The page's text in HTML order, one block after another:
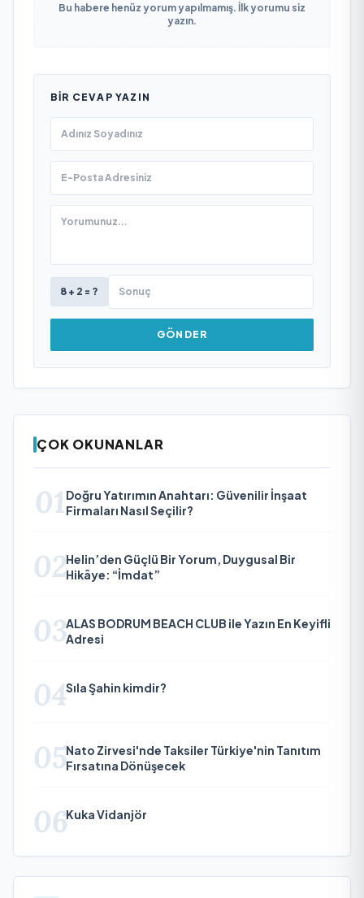
Bu habere henüz yorum yapılmamış. İlk yorumu siz
yazın.
BIR CEVAP YAZIN
8 + 2 = ?
GÖNDER
ÇOK OKUNANLAR
01 Doğru Yatırımın Anahtarı: Güvenilir İnşaat
Firmaları Nasıl Seçilir?
02Helin’den Güçlü Bir Yorum, Duygusal Bir
Hikâye: “İmdat”
03ALAS BODRUM BEACH CLUB ile Yazın En Keyifli
Adresi
04Sıla Şahin kimdir?
05Nato Zirvesi'nde Taksiler Türkiye'nin Tanıtım
Fırsatına Dönüşecek
06Kuka Vidanjör